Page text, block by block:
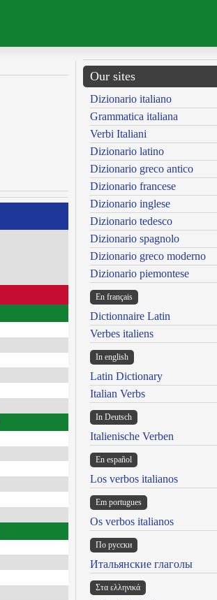
Our sites
Dizionario italiano
Grammatica italiana
Verbi Italiani
Dizionario latino
Dizionario greco antico
Dizionario francese
Dizionario inglese
Dizionario tedesco
Dizionario spagnolo
Dizionario greco moderno
Dizionario piemontese
En français
Dictionnaire Latin
Verbes italiens
In english
Latin Dictionary
Italian Verbs
In Deutsch
Italienische Verben
En español
Los verbos italianos
Em portugues
Os verbos italianos
По русски
Итальянские глаголы
Στα ελληνικά